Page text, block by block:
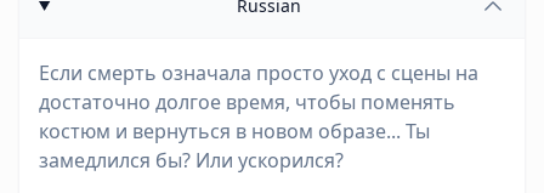
Russian
Если смерть означала просто уход с сцены на
достаточно долгое время, чтобы поменять
костюм и вернуться в новом образе... Ты
замедлился бы? Или ускорился?